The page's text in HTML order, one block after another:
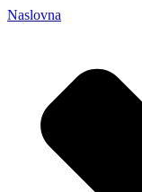
Naslovna